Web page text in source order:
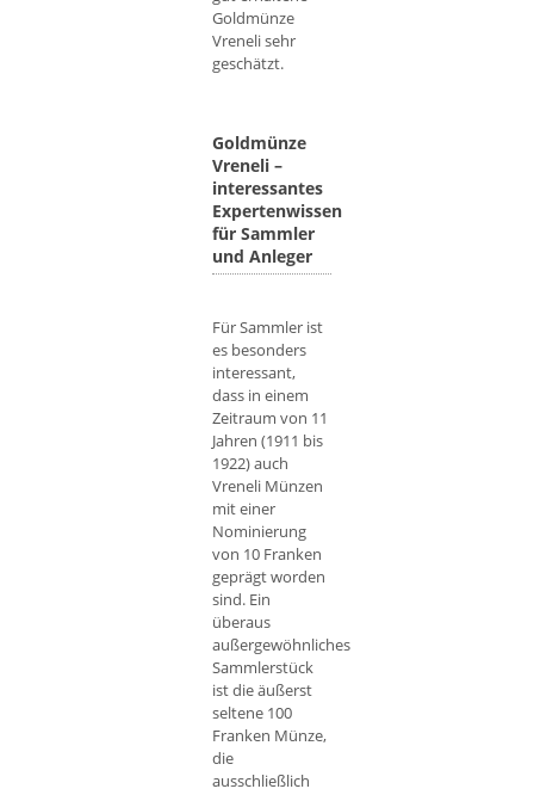
Goldmünze
Vreneli sehr
geschätzt.
Goldmünze
Vreneli –
interessantes
Expertenwissen
für Sammler
und Anleger
Für Sammler ist
es besonders
interessant,
dass in einem
Zeitraum von 11
Jahren (1911 bis
1922) auch
Vreneli Münzen
mit einer
Nominierung
von 10 Franken
geprägt worden
sind. Ein
überaus
außergewöhnliches
Sammlerstück
ist die äußerst
seltene 100
Franken Münze,
die
ausschließlich